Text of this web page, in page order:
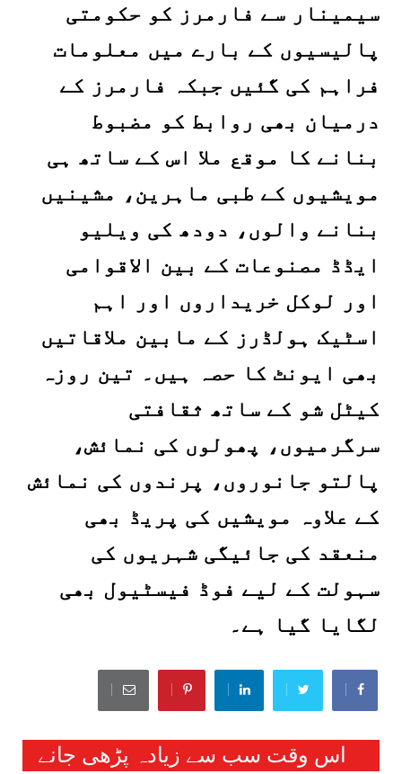
سیمینار سے فارمرز کو حکومتی
پالیسیوں کے بارے میں معلومات
فراہم کی گئیں جبکہ فارمرز کے
درمیان بھی روابط کو مضبوط
بنانے کا موقع ملا اس کے ساتھ ہی
مویشیوں کے طبی ماہرین، مشینیں
بنانے والوں، دودھ کی ویلیو
ایڈڈ مصنوعات کے بین الاقوامی
اور لوکل خریداروں اور اہم
اسٹیک ہولڈرز کے مابین ملاقاتیں
بھی ایونٹ کا حصہ ہیں۔ تین روزہ
کیٹل شو کے ساتھ ثقافتی
سرگرمیوں، پھولوں کی نمائش،
پالتو جانوروں، پرندوں کی نمائش
کے علاوہ مویشیں کی پریڈ بھی
منعقد کی جائیگی شہریوں کی
سہولت کے لیے فوڈ فیسٹیول بھی
لگایا گیا ہے۔
اس وقت سب سے زیادہ پڑھی جانے